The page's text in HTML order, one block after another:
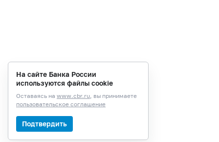
На сайте Банка России
используются файлы cookie
Оставаясь на www.cbr.ru, вы принимаете
пользовательское соглашение
Подтвердить